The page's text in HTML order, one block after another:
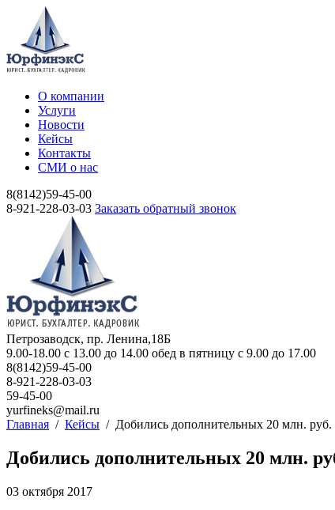
О компании
Услуги
Новости
Кейсы
Контакты
СМИ о нас
8(8142)59-45-00
8-921-228-03-03 Заказать обратный звонок
Петрозаводск, пр. Ленина,18Б
9.00-18.00 c 13.00 до 14.00 обед в пятницу с 9.00 до 17.00
8(8142)59-45-00
8-921-228-03-03
59-45-00
yurfineks@mail.ru
Главная / Кейсы / Добились дополнительных 20 млн. руб.
Добились дополнительных 20 млн.
03 октября 2017